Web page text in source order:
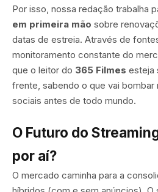
Por isso, nossa redação trabalha
em primeira mão sobre
datas de estreia. Através de
monitoramento constante do
que o leitor do 365 Filmes esteja
frente, sabendo o que vai
sociais antes de todo mundo.
O Futuro do
por aí?
O mercado caminha para a